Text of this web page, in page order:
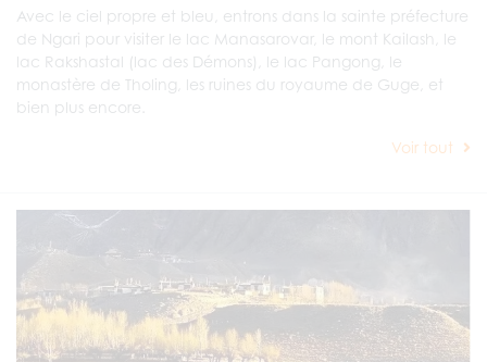
Avec le ciel propre et bleu, entrons dans la sainte préfecture
de Ngari pour visiter le lac Manasarovar, le mont Kailash, le
lac Rakshastal (lac des Démons), le lac Pangong, le
monastère de Tholing, les ruines du royaume de Guge, et
bien plus encore.
Voir tout